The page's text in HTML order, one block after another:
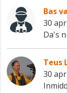
Bas
30
Da's
Teus
30